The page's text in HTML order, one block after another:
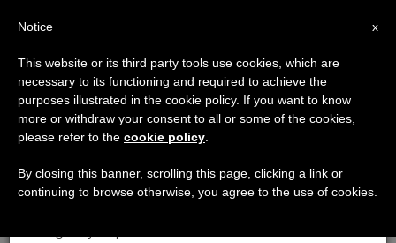
×
Aviso importante
Del 27 de julio al 7 de agosto haremos la pausa
anual, aprovechando que en el periodo de verano
se generan menos informaciones y también el
x
Notice
This website or its third party tools use cookies, which are
necessary to its functioning and required to achieve the
purposes illustrated in the cookie policy. If you want to know
more or withdraw your consent to all or some of the cookies,
please refer to the cookie policy
By closing this banner, scrolling this page, clicking a link or
continuing to browse otherwise, you agree to the use of cookies.